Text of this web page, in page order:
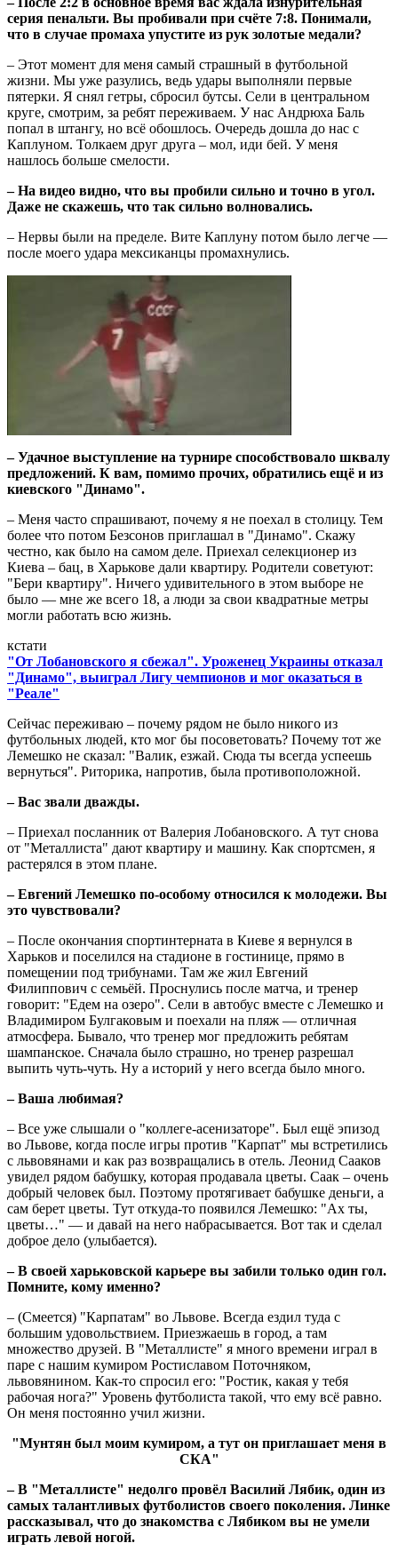
серия пенальти. Вы пробивали при счёте 7:8. Понимали,
что в случае промаха упустите из рук золотые медали?
– Этот момент для меня самый страшный в футбольной
жизни. Мы уже разулись, ведь удары выполняли первые
пятерки. Я снял гетры, сбросил бутсы. Сели в центральном
круге, смотрим, за ребят переживаем. У нас Андрюха Баль
попал в штангу, но всё обошлось. Очередь дошла до нас с
Каплуном. Толкаем друг друга – мол, иди бей. У меня
нашлось больше смелости.
– На видео видно, что вы пробили сильно и точно в угол.
Даже не скажешь, что так сильно волновались.
– Нервы были на пределе. Вите Каплуну потом было легче —
после моего удара мексиканцы промахнулись.
– Удачное выступление на турнире способствовало шквалу
предложений. К вам, помимо прочих, обратились ещё и из
киевского "Динамо".
– Меня часто спрашивают, почему я не поехал в столицу. Тем
более что потом Безсонов приглашал в "Динамо". Скажу
честно, как было на самом деле. Приехал селекционер из
Киева – бац, в Харькове дали квартиру. Родители советуют:
"Бери квартиру". Ничего удивительного в этом выборе не
было — мне же всего 18, а люди за свои квадратные метры
могли работать всю жизнь.
кстати
"От Лобановского я сбежал". Уроженец Украины отказал
"Динамо", выиграл Лигу чемпионов и мог оказаться в
"Реале"
Сейчас переживаю – почему рядом не было никого из
футбольных людей, кто мог бы посоветовать? Почему тот же
Лемешко не сказал: "Валик, езжай. Сюда ты всегда успеешь
вернуться". Риторика, напротив, была противоположной.
– Вас звали дважды.
– Приехал посланник от Валерия Лобановского. А тут снова
от "Металлиста" дают квартиру и машину. Как спортсмен, я
растерялся в этом плане.
– Евгений Лемешко по-особому относился к молодежи. Вы
это чувствовали?
– После окончания спортинтерната в Киеве я вернулся в
Харьков и поселился на стадионе в гостинице, прямо в
помещении под трибунами. Там же жил Евгений
Филиппович с семьёй. Проснулись после матча, и тренер
говорит: "Едем на озеро". Сели в автобус вместе с Лемешко и
Владимиром Булгаковым и поехали на пляж — отличная
атмосфера. Бывало, что тренер мог предложить ребятам
шампанское. Сначала было страшно, но тренер разрешал
выпить чуть-чуть. Ну а историй у него всегда было много.
– Ваша любимая?
– Все уже слышали о "коллеге-асенизаторе". Был ещё эпизод
во Львове, когда после игры против "Карпат" мы встретились
с львовянами и как раз возвращались в отель. Леонид Сааков
увидел рядом бабушку, которая продавала цветы. Саак – очень
добрый человек был. Поэтому протягивает бабушке деньги, а
сам берет цветы. Тут откуда-то появился Лемешко: "Ах ты,
цветы…" — и давай на него набрасывается. Вот так и сделал
доброе дело (улыбается).
– В своей харьковской карьере вы забили только один гол.
Помните, кому именно?
– (Смеется) "Карпатам" во Львове. Всегда ездил туда с
большим удовольствием. Приезжаешь в город, а там
множество друзей. В "Металлисте" я много времени играл в
паре с нашим кумиром Ростиславом Поточняком,
львовянином. Как-то спросил его: "Ростик, какая у тебя
рабочая нога?" Уровень футболиста такой, что ему всё равно.
Он меня постоянно учил жизни.
"Мунтян был моим кумиром, а тут он приглашает меня в
СКА"
– В "Металлисте" недолго провёл Василий Лябик, один из
самых талантливых футболистов своего поколения. Линке
рассказывал, что до знакомства с Лябиком вы не умели
играть левой ногой.